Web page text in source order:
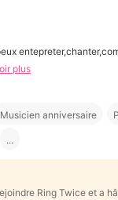
plus
Musicien anniversaire
...
Ring Twice et a